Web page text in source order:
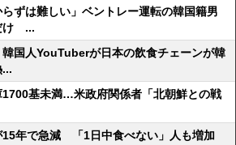
らずは難しい」ベントレー運転の韓国籍男
け ...
韓国人YouTuberが日本の飲食チェーンが韓
...
基未満…米政府関係者「北朝鮮との戦
15年で急減 「1日中食べない」人も増加